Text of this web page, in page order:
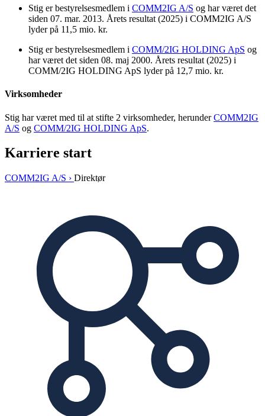
Stig er bestyrelsesmedlem i COMM2IG A/S og har været det
siden 07. mar. 2013. Årets resultat (2025) i COMM2IG A/S
lyder på 11,5 mio. kr.
Stig er bestyrelsesmedlem i COMM/2IG HOLDING ApS og
har været det siden 08. maj 2000. Årets resultat (2025) i
COMM/2IG HOLDING ApS lyder på 12,7 mio. kr.
Virksomheder
Stig har været med til at stifte 2 virksomheder, herunderCOMM2IG
A/S og COMM/2IG HOLDING ApS.
Karriere start
COMM2IG A/S › Direktør